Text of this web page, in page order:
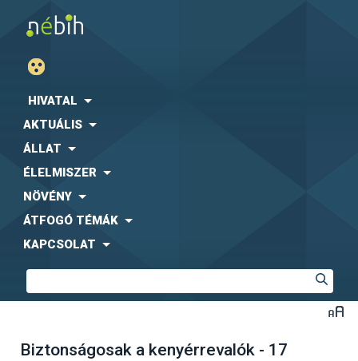
HIVATAL
AKTUÁLIS
ÁLLAT
ÉLELMISZER
NÖVÉNY
ÁTFOGÓ TÉMÁK
KAPCSOLAT
Biztonságosak a kenyérrevalók - 17